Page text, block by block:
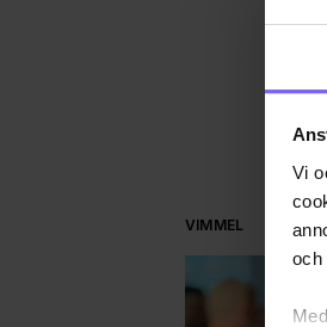
Vi
och
VIMMEL